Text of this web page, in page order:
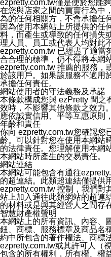
ezpretty.com.tw僅是便於您能
在您與店家之間的買賣行為中
為的任何相關方，不會承擔任
因為使用本網站上所提供的任
料，而產生或導致的任何損失
理人員、員工或代表人均對此
ezpretty.com.tw 已經盡了適當
合合理的標準，仍不得將本網
ezpretty.com.tw 推薦的服務，
於該用戶。如果該服務不適用
承擔任何責任。
網站使用者的守法義務及承諾
本條款構成您與 ezPretty 間之
效時，不影響其他條款之效力
應依誠實信用、平等互惠原則
年齡和責任
你向 ezpretty.com.tw您確認您
齡。可以針對您在使用本網站
的法律責任。您理解使用本網
本網站時所產生的交易責任。
網站連結
本網站可能包含有通往
的超連結。此類超連結僅提供
ezpretty.com.tw 控制，我們對
站上加入通往此類網站的超連
的材料或是與其經營人之間存
智慧財產權聲明
本網站上的所有資訊、內容、
鈕、商標、服務標章及商品名
約中所包含的著作權法、商標
ezpretty.com.tw或其許可人（
包含的所有權利，所有權、權